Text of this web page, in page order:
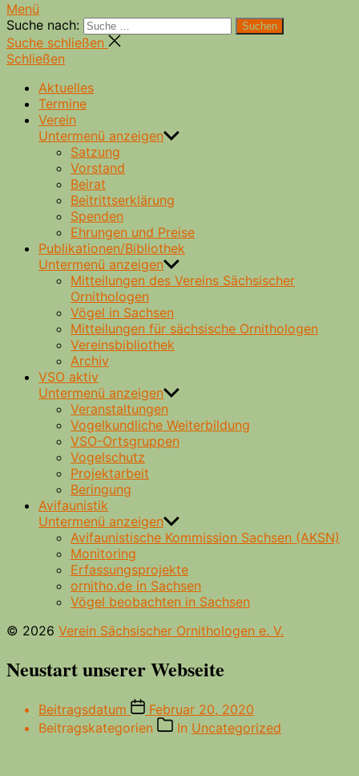
Menü
Suche nach:
Suchen
Suche schließen
Schließen
Aktuelles
Termine
Verein
Untermenü anzeigen
Satzung
Vorstand
Beirat
Beitrittserklärung
Spenden
Ehrungen und Preise
Publikationen/Bibliothek
Untermenü anzeigen
Mitteilungen des Vereins Sächsischer
Ornithologen
Vögel in Sachsen
Mitteilungen für sächsische Ornithologen
Vereinsbibliothek
Archiv
VSO aktiv
Untermenü anzeigen
Veranstaltungen
Vogelkundliche Weiterbildung
VSO-Ortsgruppen
Vogelschutz
Projektarbeit
Beringung
Avifaunistik
Untermenü anzeigen
Avifaunistische Kommission Sachsen (AKSN)
Monitoring
Erfassungsprojekte
ornitho.de in Sachsen
Vögel beobachten in Sachsen
© 2026 Verein Sächsischer Ornithologen e. V.
Neustart unserer Webseite
Beitragsdatum
Februar 20, 2020
Beitragskategorien
In Uncategorized